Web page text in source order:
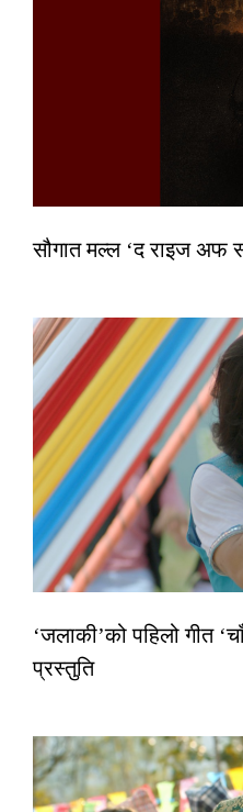
सौगात मल्ल ‘द राइज अफ
‘जलाकी’को पहिलो गीत
प्रस्तुति